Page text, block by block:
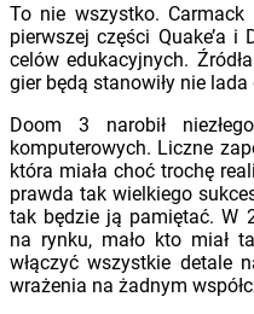
To nie wszystko. Carmack
pierwszej części Quake’a
celów edukacyjnych.
gier będą stanowiły nie
Doom 3 narobił
komputerowych. Liczne
która miała choć trochę
prawda tak wielkiego
tak będzie ją pamiętać. W
na rynku, mało kto miał
włączyć wszystkie detale
wrażenia na żadnym